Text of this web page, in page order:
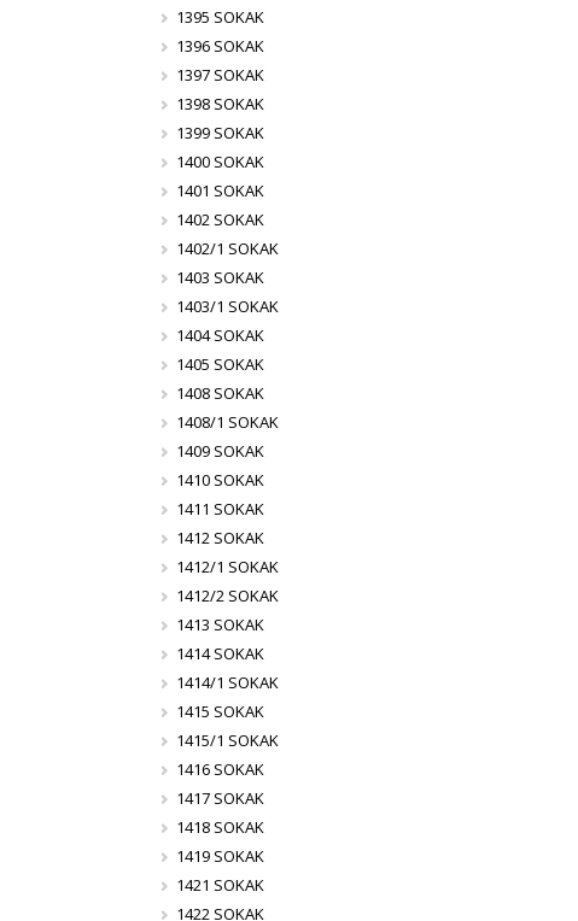
1395 SOKAK
1396 SOKAK
1397 SOKAK
1398 SOKAK
1399 SOKAK
1400 SOKAK
1401 SOKAK
1402 SOKAK
1402/1 SOKAK
1403 SOKAK
1403/1 SOKAK
1404 SOKAK
1405 SOKAK
1408 SOKAK
1408/1 SOKAK
1409 SOKAK
1410 SOKAK
1411 SOKAK
1412 SOKAK
1412/1 SOKAK
1412/2 SOKAK
1413 SOKAK
1414 SOKAK
1414/1 SOKAK
1415 SOKAK
1415/1 SOKAK
1416 SOKAK
1417 SOKAK
1418 SOKAK
1419 SOKAK
1421 SOKAK
1422 SOKAK